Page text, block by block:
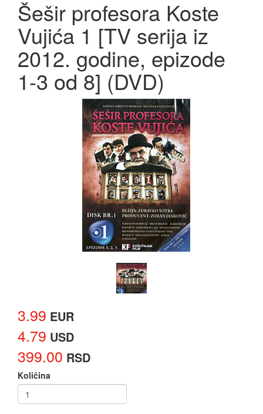
Šešir profesora Koste
Vujića 1 [TV serija iz
2012. godine, epizode
1-3 od 8] (DVD)
3.99 EUR
4.79 USD
399.00 RSD
Količina